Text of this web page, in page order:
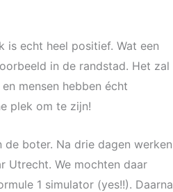
is echt heel positief. Wat een
in de randstad. Het zal
mensen hebben écht
plek om te zijn!
boter. Na drie dagen werken
Utrecht. We mochten daar
1 simulator (yes!!). Daarna